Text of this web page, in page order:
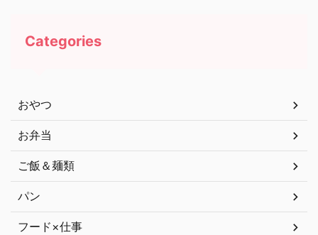
Categories
おやつ
お弁当
ご飯＆麺類
パン
フード×仕事